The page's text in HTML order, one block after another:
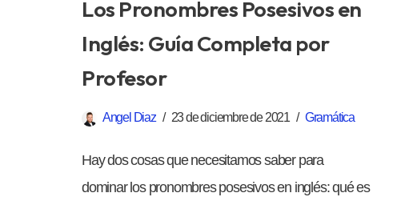
Los Pronombres Posesivos en
Inglés: Guía Completa por
Profesor
Angel Diaz 23 de diciembre de 2021 Gramática
Hay dos cosas que necesitamos saber para
dominar los pronombres posesivos en inglés: qué es